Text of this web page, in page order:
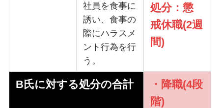
社員を食事に
誘い、食事の
際にハラスメ
ント行為を行
う。
処分：懲
戒休職(2週
間)
B氏に対する処分の合計
・降職(4段
階)